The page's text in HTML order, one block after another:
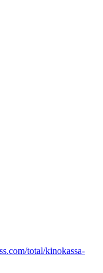
total/kinokassa-